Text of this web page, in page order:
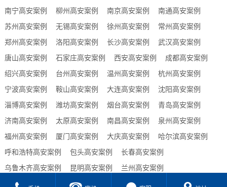
南宁高安案例
柳州高安案例 南京高安案例
南通高安案例
苏州高安案例
无锡高安案例 徐州高安案例
常州高安案例
郑州高安案例
洛阳高安案例 长沙高安案例
武汉高安案例
唐山高安案例
石家庄高安案例 西安高安案例
成都高安案例
绍兴高安案例
台州高安案例 温州高安案例
杭州高安案例
宁波高安案例
鞍山高安案例 大连高安案例
沈阳高安案例
淄博高安案例
潍坊高安案例 烟台高安案例
青岛高安案例
济南高安案例
太原高安案例 南昌高安案例
泉州高安案例
福州高安案例
厦门高安案例 大庆高安案例
哈尔滨高安案例
呼和浩特高安案例
包头高安案例
长春高安案例
乌鲁木齐高安案例
昆明高安案例
兰州高安案例
贵阳高安案例
合肥高安案例 西宁高安案例 海口高安案例